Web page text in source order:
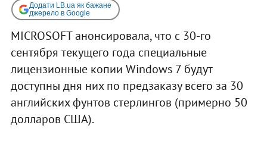
Додати LB.ua як бажане
джерело в Google
MICROSOFT анонсировала, что с 30-го
сентября текущего года специальные
лицензионные копии Windows 7 будут
доступны дня них по предзаказу всего за 30
английских фунтов стерлингов (примерно 50
долларов США).